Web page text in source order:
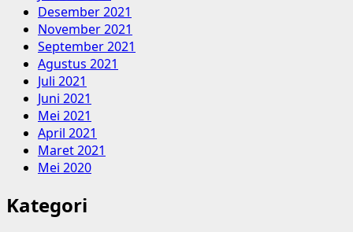
Desember 2021
November 2021
September 2021
Agustus 2021
Juli 2021
Juni 2021
Mei 2021
April 2021
Maret 2021
Mei 2020
Kategori